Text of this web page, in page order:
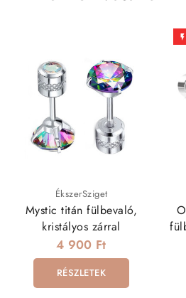
ÉkszerSziget
Mystic titán fülbevaló,
kristályos zárral
4 900 Ft
RÉSZLETEK
